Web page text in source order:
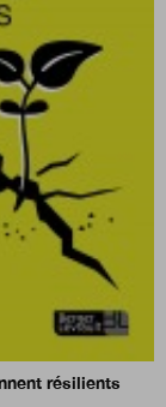
résilients